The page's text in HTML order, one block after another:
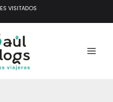
VISITADOS